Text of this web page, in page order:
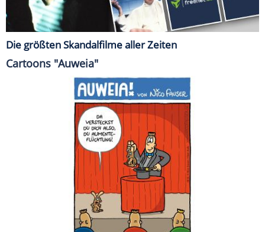
Die größten Skandalfilme aller Zeiten
Cartoons "Auweia"